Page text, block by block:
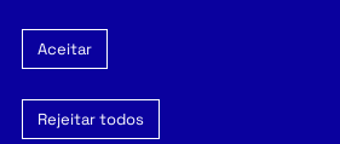
Privacy PolicyReporting Channel
Aceitar
Rejeitar todos